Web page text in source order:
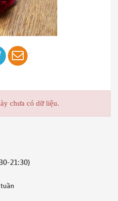
chưa có dữ liệu.
21:30)